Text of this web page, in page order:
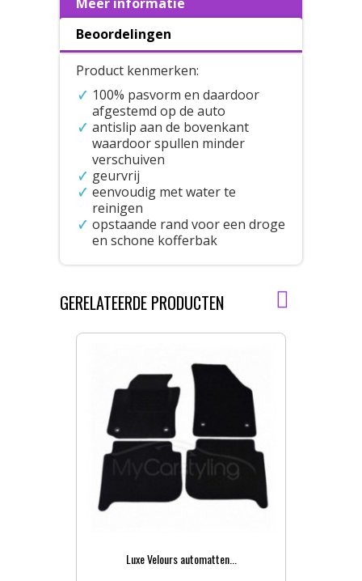
Beoordelingen
Product kenmerken:
100% pasvorm en daardoor
afgestemd op de auto
antislip aan de bovenkant
waardoor spullen minder
verschuiven
geurvrij
eenvoudig met water te
reinigen
opstaande rand voor een droge
en schone kofferbak
GERELATEERDE PRODUCTEN
Luxe Velours automatten...